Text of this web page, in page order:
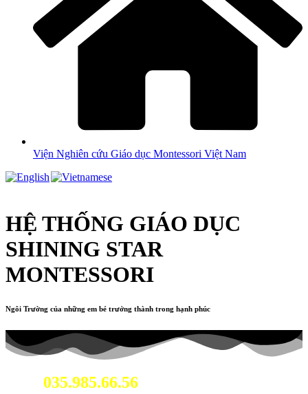
Viện Nghiên cứu Giáo dục Montessori Việt Nam
HỆ THỐNG GIÁO DỤC
SHINING STAR
MONTESSORI
Ngôi Trường của những em bé trưởng thành trong hạnh phúc
035.985.66.56